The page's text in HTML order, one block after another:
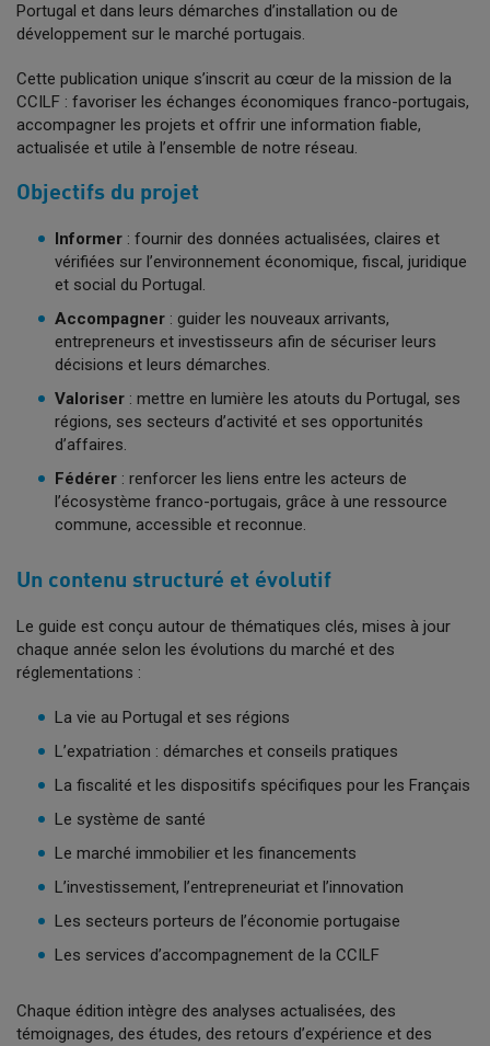
Portugal et dans leurs démarches d’installation ou de
développement sur le marché portugais.
Cette publication unique s’inscrit au cœur de la mission de la
CCILF : favoriser les échanges économiques franco-portugais,
accompagner les projets et offrir une information fiable,
actualisée et utile à l’ensemble de notre réseau.
Objectifs du projet
Informer : fournir des données actualisées, claires et
vérifiées sur l’environnement économique, fiscal, juridique
et social du Portugal.
Accompagner : guider les nouveaux arrivants,
entrepreneurs et investisseurs afin de sécuriser leurs
décisions et leurs démarches.
Valoriser : mettre en lumière les atouts du Portugal, ses
régions, ses secteurs d’activité et ses opportunités
d’affaires.
Fédérer : renforcer les liens entre les acteurs de
l’écosystème franco-portugais, grâce à une ressource
commune, accessible et reconnue.
Un contenu structuré et évolutif
Le guide est conçu autour de thématiques clés, mises à jour
chaque année selon les évolutions du marché et des
réglementations :
La vie au Portugal et ses régions
L’expatriation : démarches et conseils pratiques
La fiscalité et les dispositifs spécifiques pour les Français
Le système de santé
Le marché immobilier et les financements
L’investissement, l’entrepreneuriat et l’innovation
Les secteurs porteurs de l’économie portugaise
Les services d’accompagnement de la CCILF
Chaque édition intègre des analyses actualisées, des
témoignages, des études, des retours d’expérience et des